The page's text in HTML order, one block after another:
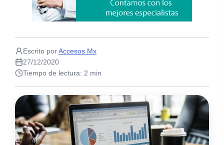
Escrito porAccesos Mx
27/12/2020
Tiempo de lectura: 2 min